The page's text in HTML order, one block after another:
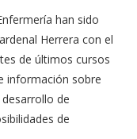
han sido
Herrera con el
de últimos cursos
información sobre
de
de